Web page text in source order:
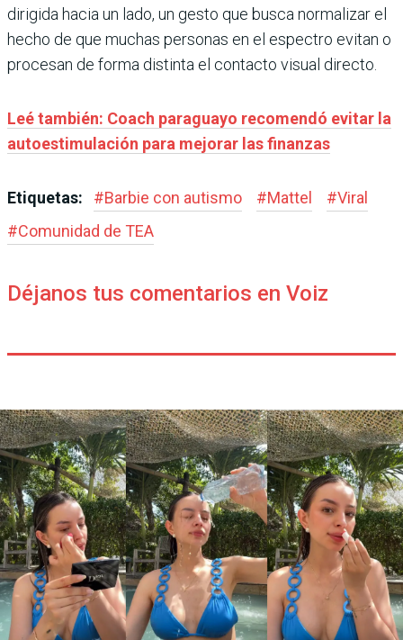
dirigida hacia un lado, un gesto que busca normalizar el
hecho de que muchas personas en el espectro evitan o
procesan de forma distinta el contacto visual directo.
Leé también: Coach paraguayo recomendó evitar la
autoestimulación para mejorar las finanzas
Etiquetas: #Barbie con autismo #Mattel #Viral
#Comunidad de TEA
Déjanos tus comentarios en Voiz